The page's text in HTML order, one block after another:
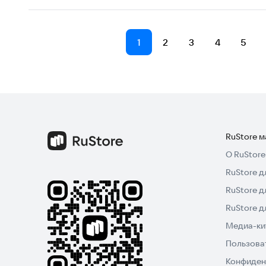
1 2 3 4 5
RuStore
О RuStore
RuStore
RuStore
RuStore
Медиа-